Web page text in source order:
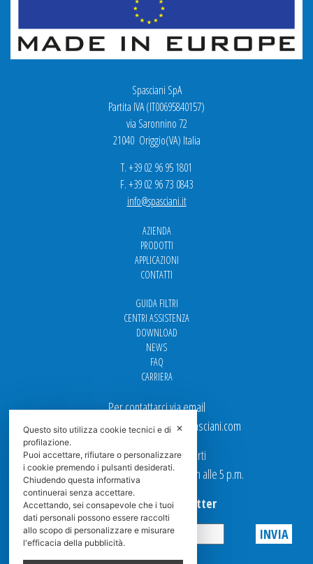
Spasciani SpA
Partita IVA (IT00695840157)
via Saronnino 72
21040 Origgio(VA) Italia
T. +39 02 96 95 1801
F. +39 02 96 73 0843
info@spasciani.it
AZIENDA
PRODOTTI
APPLICAZIONI
CONTATTI
GUIDA FILTRI
CENTRI ASSISTENZA
DOWNLOAD
NEWS
FAQ
CARRIERA
Per contattarci via email
Ufficio Vendite: italy.sales@spasciani.com
I nostri uffici sono aperti
dal Lunedi al Venerdi dalle 9 a.m alle 5 p.m.
Iscriviti alla Newsletter
Privacy
✕
Questo sito utilizza cookie tecnici e di
profilazione.
Puoi accettare, rifiutare o personalizzare
i cookie premendo i pulsanti desiderati.
Chiudendo questa informativa
continuerai senza accettare.
Accettando, sei consapevole che i tuoi
dati personali possono essere raccolti
allo scopo di personalizzare e misurare
l'efficacia della pubblicità.